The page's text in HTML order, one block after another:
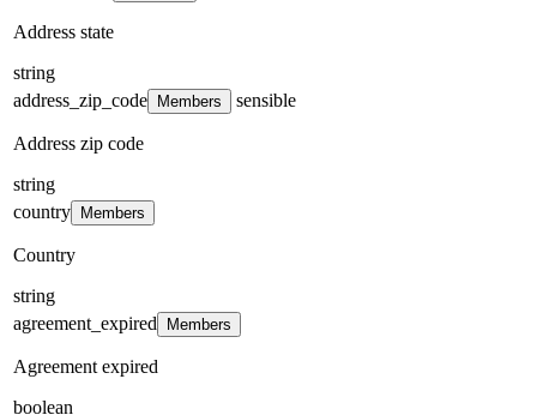
Address state
string
address_zip_code
Members sensible
Address zip code
string
country
Members
Country
string
agreement_expired
Members
Agreement expired
boolean